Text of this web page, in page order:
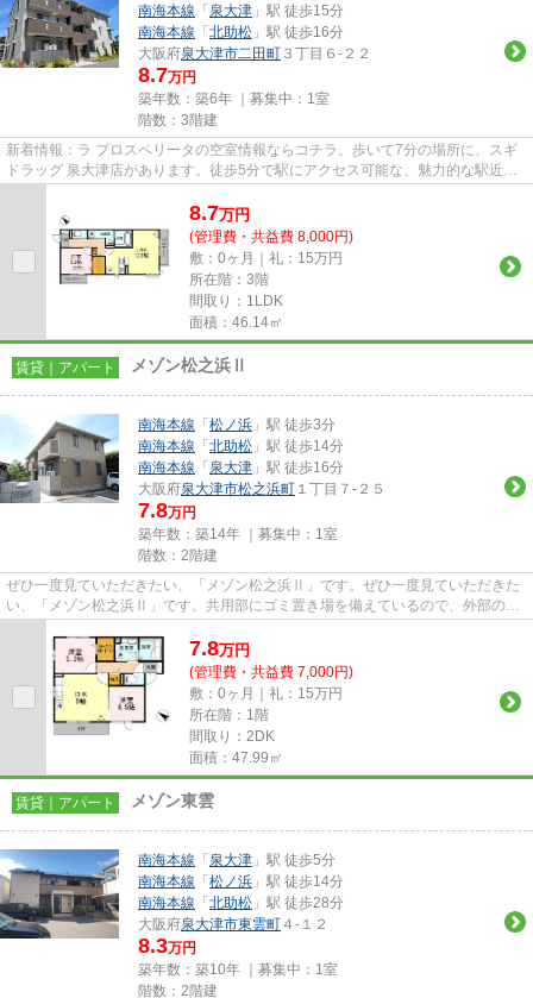
南海本線 「 泉大津 」駅 徒歩15分
南海本線 「 北助松 」駅 徒歩16分
大阪府泉大津市二田町 ３丁目６-２２
8.7万円
築年数：築6年 ｜募集中： 1室
階数：3階建
新着情報：ラ プロスペリータの空室情報ならコチラ。歩いて7分の場所に、スギ
ドラッグ 泉大津店があります。徒歩5分で駅にアクセス可能な、魅力的な駅近物
8.7万円
(管理費・共益費 8,000円)
敷：0ヶ月｜礼：15万円
所在階：3階
間取り：1LDK
面積：46.14㎡
賃貸｜アパート メゾン松之浜Ⅱ
南海本線 「 松ノ浜 」駅 徒歩3分
南海本線 「 北助松 」駅 徒歩14分
南海本線 「 泉大津 」駅 徒歩16分
大阪府泉大津市松之浜町 １丁目７-２５
7.8万円
築年数：築14年 ｜募集中： 1室
階数：2階建
ぜひ一度見ていただきたい、「メゾン松之浜Ⅱ」です。ぜひ一度見ていただきた
い、「メゾン松之浜Ⅱ」です。共用部にゴミ置き場を備えているので、外部の人
7.8万円
(管理費・共益費 7,000円)
敷：0ヶ月｜礼：15万円
所在階：1階
間取り：2DK
面積：47.99㎡
賃貸｜アパート メゾン東雲
南海本線 「 泉大津 」駅 徒歩5分
南海本線 「 松ノ浜 」駅 徒歩14分
南海本線 「 北助松 」駅 徒歩28分
大阪府泉大津市東雲町 ４-１２
8.3万円
築年数：築10年 ｜募集中： 1室
階数：2階建